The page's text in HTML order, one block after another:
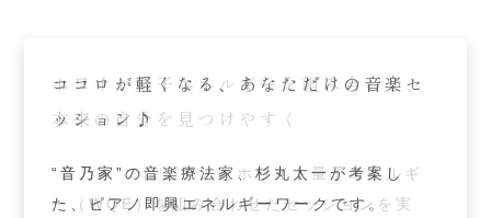
丹田が入ることで芯が整う
終わった時に自然と涙が溢れる方も多いで
す。
ココロが軽くなる、あなただけの音楽セ
ッション♪
“音乃家”の音楽療法家、杉丸太一が考案し
た、ピアノ即興エネルギーワークです。
ホワイト量子エネルギーを組み合わせ、
本来の自分を見つけやすく
“音乃家”ではピアノとホワイト量子エネルギ
ー（WQE）を組み合わせたセッションを実
丹田が入ることで芯が整う
終わった時に自然と涙が溢れる方も多いで
す。
ココロが軽くなる、あなただけの音楽セ
ッション♪
“音乃家”の音楽療法家、杉丸太一が考案し
た、ピアノ即興エネルギーワークです。